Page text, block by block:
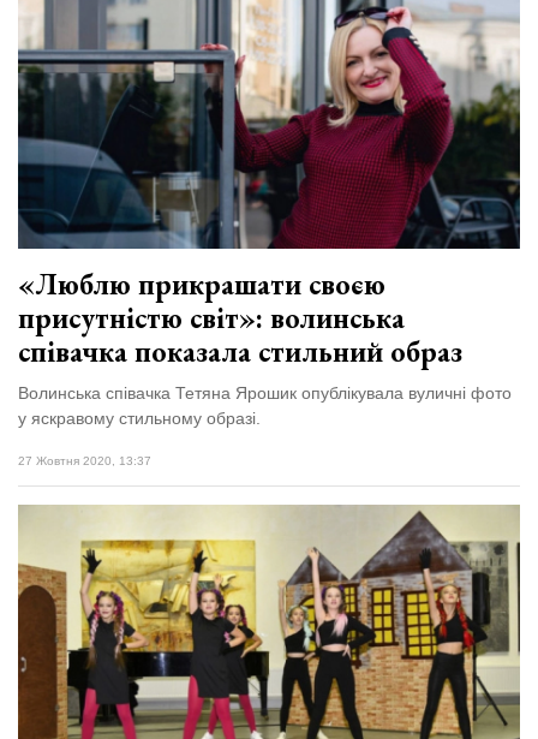
«Люблю прикрашати своєю
присутністю світ»: волинська
співачка показала стильний образ
Волинська співачка Тетяна Ярошик опублікувала вуличні фото
у яскравому стильному образі.
27 Жовтня 2020, 13:37